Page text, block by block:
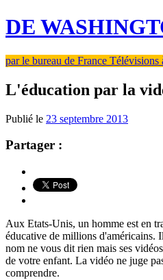
DE
par le bureau de France
L'éducation par la
Publié le 23 septembre 2013
Partager :
Aux Etats-Unis, un homme est en
éducative de millions d'américains.
nom ne vous dit rien mais ses
de votre enfant. La vidéo ne juge
comprendre.